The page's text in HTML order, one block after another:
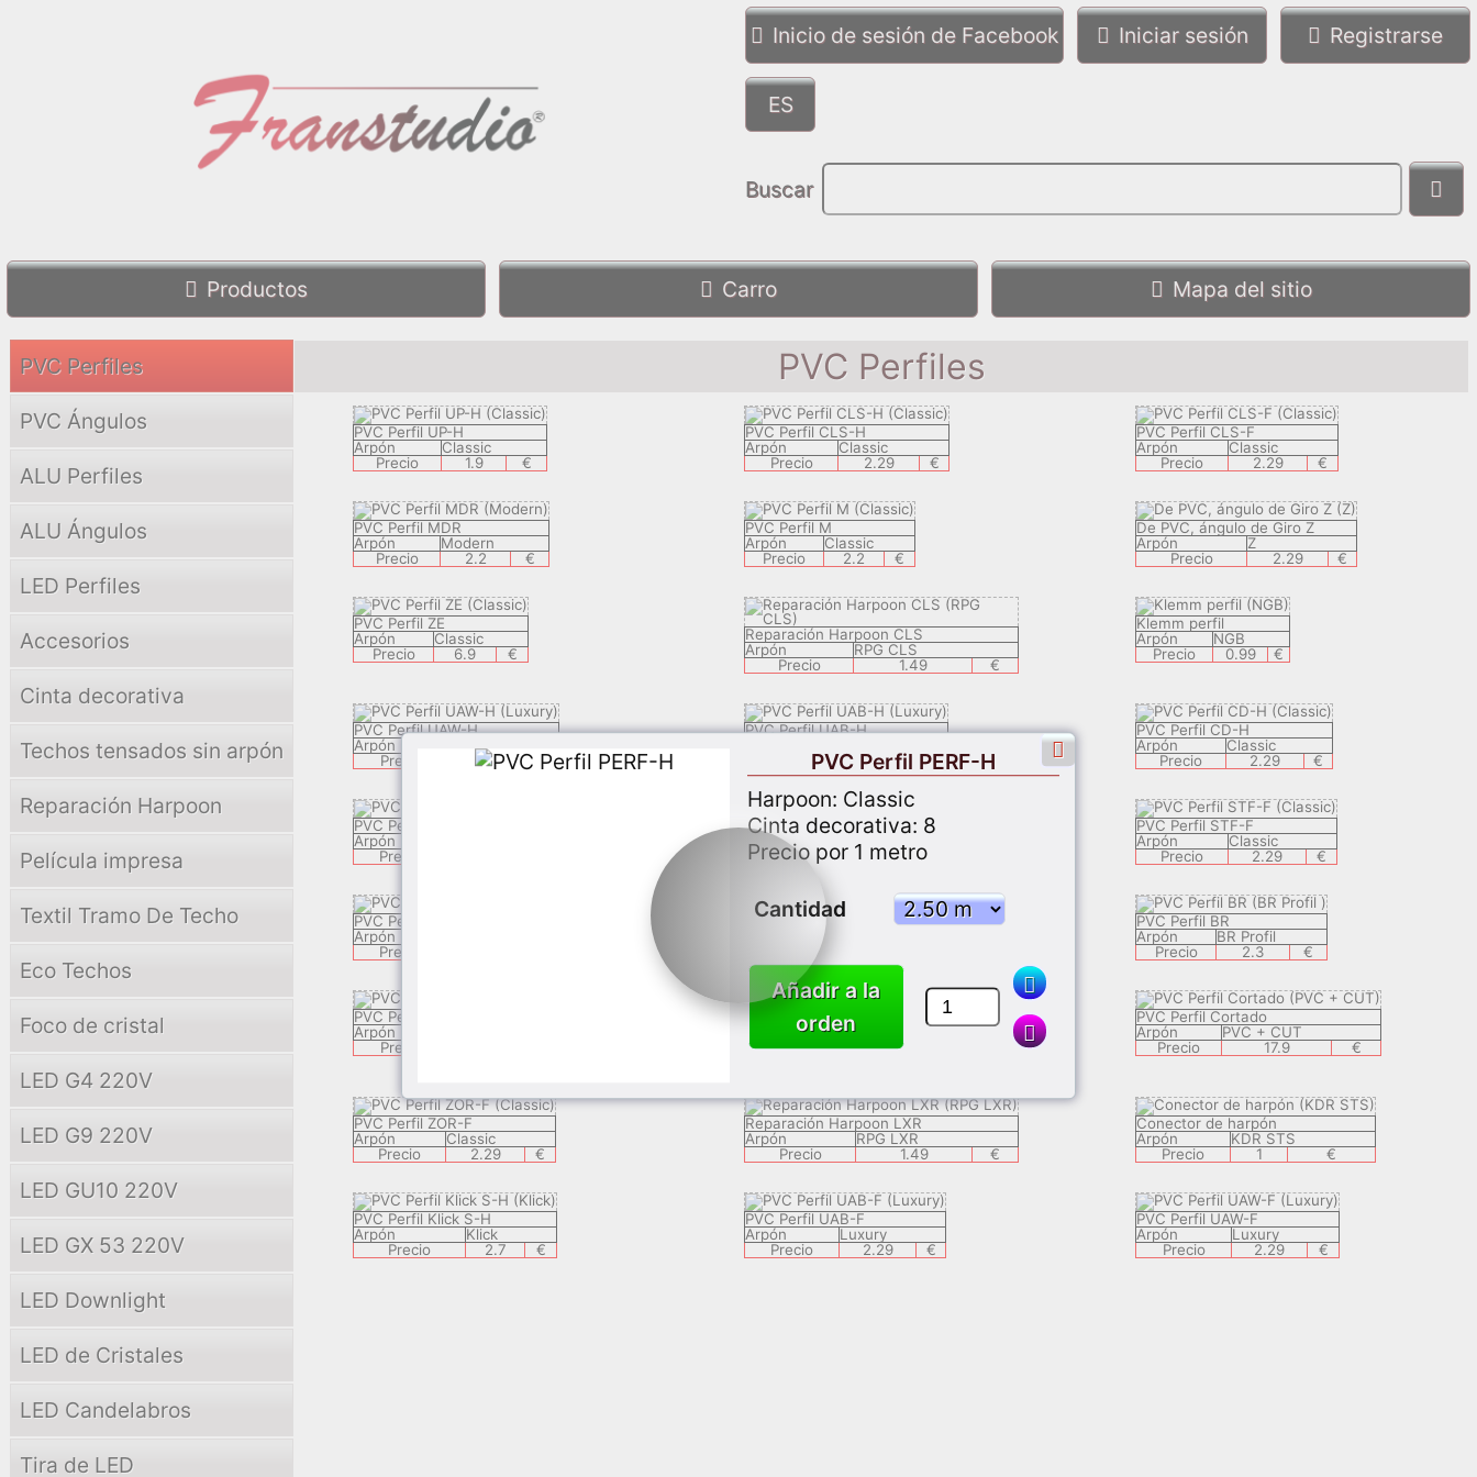
Inicio de sesión de Facebook Iniciar sesión Registrarse
Buscar
Productos Carro Mapa del sitio
PVC Perfiles
PVC Ángulos
ALU Perfiles
ALU Ángulos
LED Perfiles
Accesorios
Cinta decorativa
Techos tensados sin arpón
Reparación Harpoon
Película impresa
Textil Tramo De Techo
Eco Techos
Foco de cristal
LED G4 220V
LED G9 220V
LED GU10 220V
LED GX 53 220V
LED Downlight
LED de Cristales
LED Candelabros
Tira de LED
PVC Perfiles
PVC Perfil UP-H
Arpón
Classic
Precio
1.9 €
PVC Perfil CLS-H
Arpón
Classic
Precio
2.29 €
PVC Perfil CLS-F
Arpón
Classic
Precio
2.29 €
PVC Perfil MDR
Arpón
Modern
Precio
2.2 €
PVC Perfil M
Arpón
Classic
Precio
2.2 €
De PVC, ángulo de Giro Z
Arpón
Z
Precio
2.29 €
PVC Perfil ZE
Arpón
Classic
Precio
6.9 €
Reparación Harpoon CLS
Arpón
RPG CLS
Precio
1.49 €
Klemm perfil
Arpón
NGB
Precio
0.99 €
PVC Perfil UAW-H
Arpón
Luxury
Precio
2.29 €
PVC Perfil UAB-H
2.29 €
PVC Perfil CD-H
Arpón
Classic
Precio
2.29 €
PVC Perfil ZOR-H
Arpón
Precio
PVC Perfil STF-H
Arpón
Classic
Precio
2.29
PVC Perfil STF-F
Arpón
Classic
Precio
2.29 €
PVC Perfil LXR-H
Arpón
Precio
PVC Perfil ECF-F
PVC Perfil BR
Arpón
BR Profil
Precio
2.3 €
PVC Perfil PERF-H
Arpón
Precio
PVC Perfil con cinta adhesiva
Arpón
PVC + ADH
PVC Perfil Cortado
Arpón
PVC + CUT
Precio
17.9 €
PVC Perfil ZOR-F
Arpón
Classic
Precio
2.29 €
Reparación Harpoon LXR
Arpón
RPG LXR
Precio
1.49 €
Conector de harpón
Arpón
KDR STS
Precio
1 €
PVC Perfil Klick S-H
Arpón
Klick
Precio
2.7 €
PVC Perfil UAB-F
Arpón
Luxury
Precio
2.29 €
PVC Perfil UAW-F
Arpón
Luxury
Precio
2.29 €
PVC Perfil PERF-H
Harpoon: Classic
Cinta decorativa: 8
Precio por 1 metro
Cantidad
Añadir a la
orden